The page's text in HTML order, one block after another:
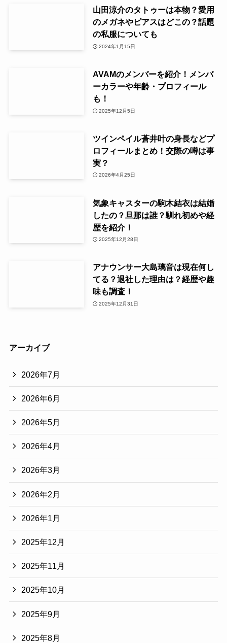
山田涼介のタトゥーは本物？愛用
のメガネやピアスはどこの？話題
の私服についても
2024年1月15日
AVAMのメンバーを紹介！メンバ
ーカラーや年齢・プロフィール
も！
2025年12月5日
ツインペイル蒼井叶の身長などプ
ロフィールまとめ！交際の噂は事
実？
2026年4月25日
気象キャスターの駒木結衣は結婚
したの？旦那は誰？馴れ初めや経
歴を紹介！
2025年12月28日
アナウンサー大島璃音は現在何し
てる？退社した理由は？経歴や趣
味も調査！
2025年12月31日
アーカイブ
2026年7月
2026年6月
2026年5月
2026年4月
2026年3月
2026年2月
2026年1月
2025年12月
2025年11月
2025年10月
2025年9月
2025年8月